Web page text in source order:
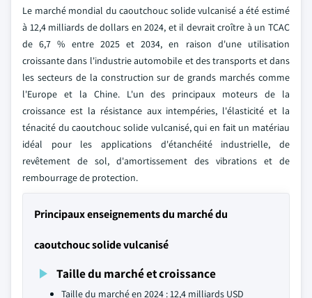
Le marché mondial du caoutchouc solide vulcanisé a été estimé
à 12,4 milliards de dollars en 2024, et il devrait croître à un TCAC
de 6,7 % entre 2025 et 2034, en raison d'une utilisation
croissante dans l'industrie automobile et des transports et dans
les secteurs de la construction sur de grands marchés comme
l'Europe et la Chine. L'un des principaux moteurs de la
croissance est la résistance aux intempéries, l'élasticité et la
ténacité du caoutchouc solide vulcanisé, qui en fait un matériau
idéal pour les applications d'étanchéité industrielle, de
revêtement de sol, d'amortissement des vibrations et de
rembourrage de protection.
Principaux enseignements du marché du
caoutchouc solide vulcanisé
Taille du marché et croissance
Taille du marché en 2024 : 12,4 milliards USD